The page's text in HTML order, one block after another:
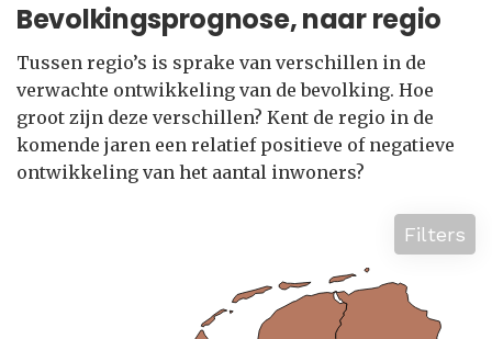
Bevolkingsprognose, naar regio
Tussen regio’s is sprake van verschillen in de
verwachte ontwikkeling van de bevolking. Hoe
groot zijn deze verschillen? Kent de regio in de
komende jaren een relatief positieve of negatieve
ontwikkeling van het aantal inwoners?
Filters